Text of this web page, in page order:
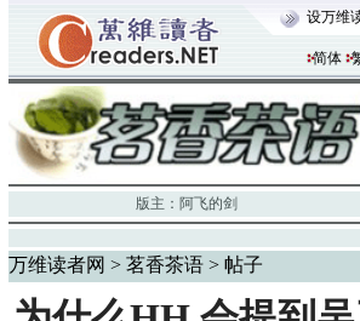
设万维
简体
版主： 阿飞的剑
万维读者网 > 茗香茶语 > 帖子